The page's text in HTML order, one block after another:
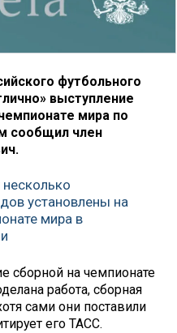
футбольного
выступление
мира по
сообщил член
несколько
установлены на
мира в
сборной на чемпионате
работа, сборная
сами они поставили
его ТАСС.